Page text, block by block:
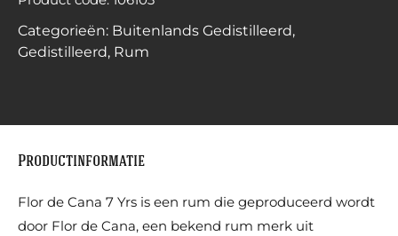
Categorieën: Buitenlands Gedistilleerd,
Gedistilleerd, Rum
Productinformatie
Flor de Cana 7 Yrs is een rum die geproduceerd wordt
door Flor de Cana, een bekend rum merk uit